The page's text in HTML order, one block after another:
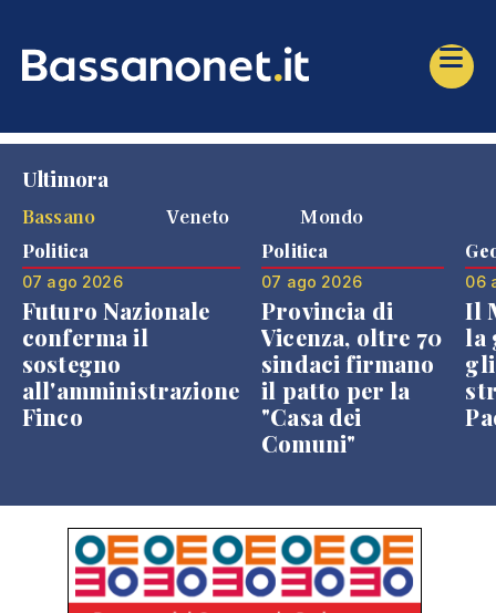
Ultimora
Bassano
Veneto Mondo
Politica
07 ago 2026
Futuro Nazionale
conferma il
sostegno
all'amministrazione
Finco
Politica
07 ago 2026
Provincia di
Vicenza, oltre 70
sindaci firmano
il patto per la
"Casa dei
Comuni"
06
Il
la